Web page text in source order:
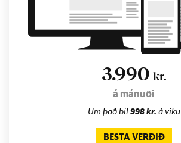
3.990 kr.
á mánuði
Um það bil998 kr. á viku
BESTA VERÐIÐ